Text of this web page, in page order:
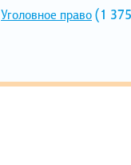
Уголовное право(1